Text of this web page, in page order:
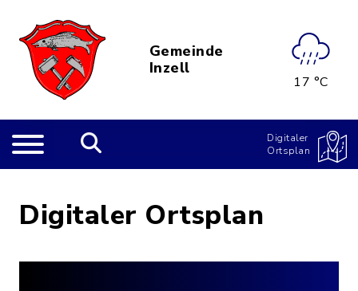
Gemeinde
Inzell
17 °C
Digitaler
Ortsplan
Digitaler Ortsplan